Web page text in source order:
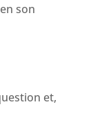
son
et,